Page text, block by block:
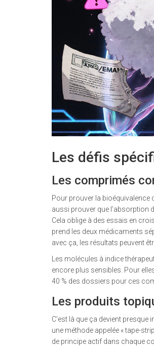
Les défis
Les comprimés
Pour prouver la bioéquivalence
aussi prouver que l’absorption
Cela oblige à des essais en
prend les deux médicaments
avec ça, les résultats peuvent
Les molécules à indice
encore plus sensibles. Pour
40 % des dossiers pour ces
Les produits
C’est là que ça devient
une méthode appelée « tape-
de principe actif dans chaque